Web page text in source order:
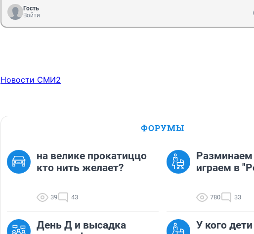
Гость
Войти
Новости СМИ2
ФОРУМЫ
на велике прокатиццо
кто нить желает?
39 43
Разминаем
играем в
780 33
День Д и высадка
У кого